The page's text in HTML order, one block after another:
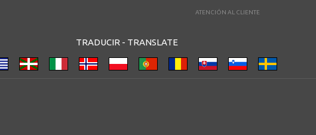
ATENCIÓN AL CLIENTE
TRADUCIR - TRANSLATE